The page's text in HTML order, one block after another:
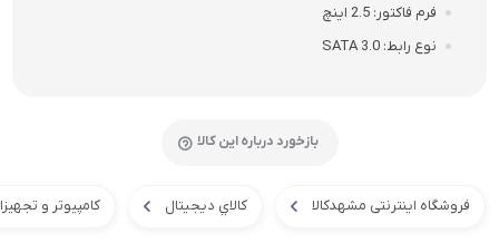
فرم فاکتور 2.5 اینچ
نوع رابط SATA 3.0
بازخورد درباره این کالا
فروشگاه اینترنتی مشهدکالا کالاي ديجيتال کامپیوتر و